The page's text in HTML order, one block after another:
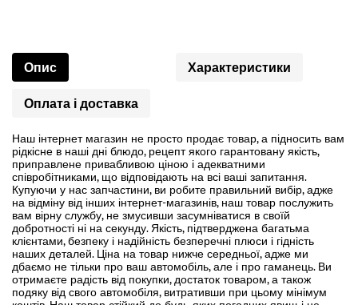
Опис Характеристики
Оплата і доставка
Наш інтернет магазин не просто продає товар, а підносить вам
рідкісне в наші дні блюдо, рецепт якого гарантовану якість,
приправлене привабливою ціною і адекватними
співробітниками, що відповідають на всі ваші запитання.
Купуючи у нас запчастини, ви робите правильний вибір, адже
на відміну від інших інтернет-магазинів, наш товар послужить
вам вірну службу, не змусивши засумніватися в своїй
добротності ні на секунду. Якість, підтверджена багатьма
клієнтами, безпеку і надійність безперечні плюси і гідність
наших деталей. Ціна на товар нижче середньої, адже ми
дбаємо не тільки про ваш автомобіль, але і про гаманець. Ви
отримаєте радість від покупки, достаток товаром, а також
подяку від свого автомобіля, витративши при цьому мінімум